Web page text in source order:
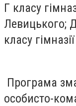
Г класу
Левицького;
класу
Програма
особисто-